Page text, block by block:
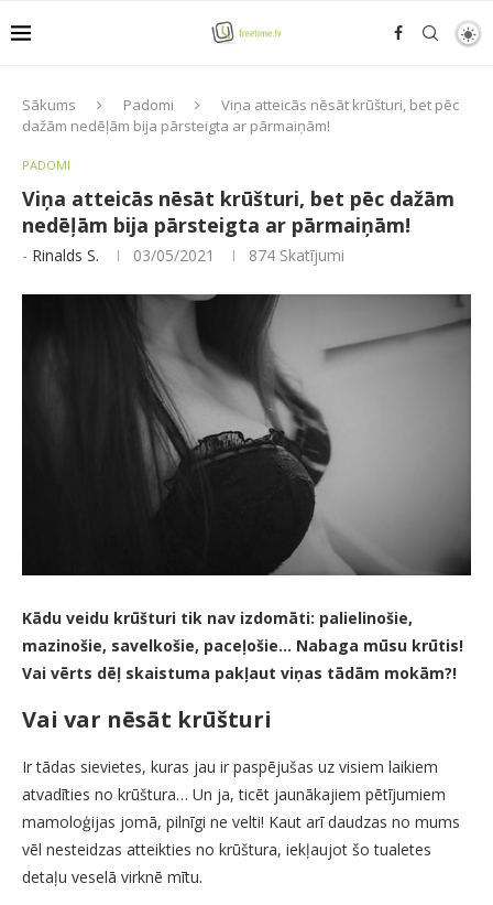
Sākums Padomi
Viņa atteicās nēsāt krūšturi, bet pēc
dažām nedēļām bija pārsteigta ar pārmaiņām!
PADOMI
Viņa atteicās nēsāt krūšturi, bet pēc dažām
nedēļām bija pārsteigta ar pārmaiņām!
- Rinalds S. 03/05/2021 874 Skatījumi
Kādu veidu krūšturi tik nav izdomāti: palielinošie,
mazinošie, savelkošie, paceļošie… Nabaga mūsu krūtis!
Vai vērts dēļ skaistuma pakļaut viņas tādām mokām?!
Vai var nēsāt krūšturi
Ir tādas sievietes, kuras jau ir paspējušas uz visiem laikiem
atvadīties no krūštura… Un ja, ticēt jaunākajiem pētījumiem
mamoloģijas jomā, pilnīgi ne velti! Kaut arī daudzas no mums
vēl nesteidzas atteikties no krūštura, iekļaujot šo tualetes
detaļu veselā virknē mītu.